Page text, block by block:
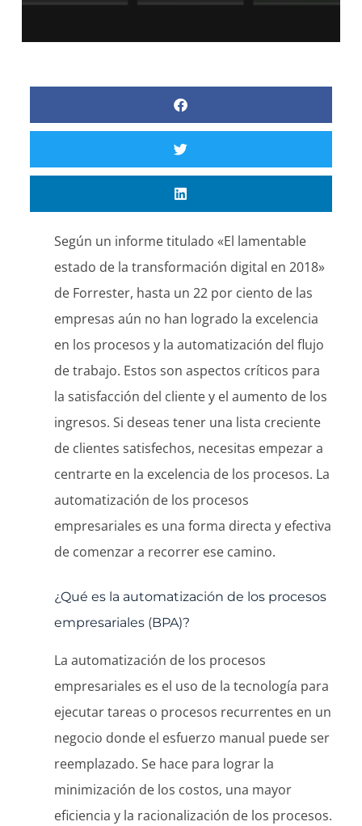
Según un informe titulado «El lamentable
estado de la transformación digital en 2018»
de Forrester, hasta un 22 por ciento de las
empresas aún no han logrado la excelencia
en los procesos y la automatización del flujo
de trabajo. Estos son aspectos críticos para
la satisfacción del cliente y el aumento de los
ingresos. Si deseas tener una lista creciente
de clientes satisfechos, necesitas empezar a
centrarte en la excelencia de los procesos. La
automatización de los procesos
empresariales es una forma directa y efectiva
de comenzar a recorrer ese camino.
¿Qué es la automatización de los procesos
empresariales (BPA)?
La automatización de los procesos
empresariales es el uso de la tecnología para
ejecutar tareas o procesos recurrentes en un
negocio donde el esfuerzo manual puede ser
reemplazado. Se hace para lograr la
minimización de los costos, una mayor
eficiencia y la racionalización de los procesos.